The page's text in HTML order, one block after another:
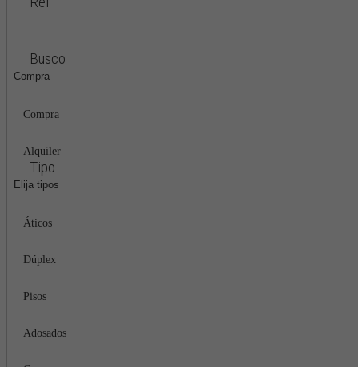
Busco
Compra
Compra
Alquiler
Tipo
Elija tipos
Áticos
Dúplex
Pisos
Adosados